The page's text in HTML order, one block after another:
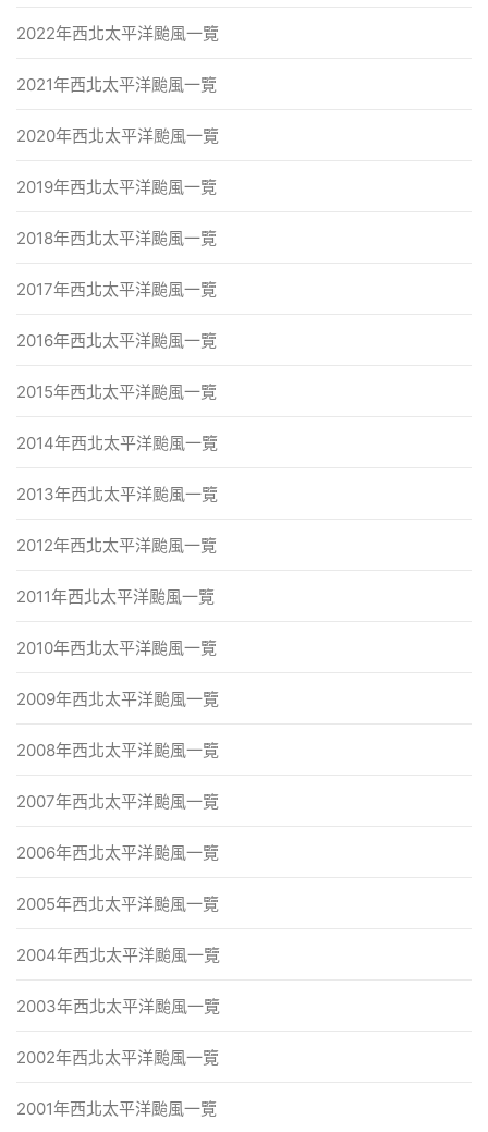
2022年西北太平洋颱風一覽
2021年西北太平洋颱風一覽
2020年西北太平洋颱風一覽
2019年西北太平洋颱風一覽
2018年西北太平洋颱風一覽
2017年西北太平洋颱風一覽
2016年西北太平洋颱風一覽
2015年西北太平洋颱風一覽
2014年西北太平洋颱風一覽
2013年西北太平洋颱風一覽
2012年西北太平洋颱風一覽
2011年西北太平洋颱風一覽
2010年西北太平洋颱風一覽
2009年西北太平洋颱風一覽
2008年西北太平洋颱風一覽
2007年西北太平洋颱風一覽
2006年西北太平洋颱風一覽
2005年西北太平洋颱風一覽
2004年西北太平洋颱風一覽
2003年西北太平洋颱風一覽
2002年西北太平洋颱風一覽
2001年西北太平洋颱風一覽